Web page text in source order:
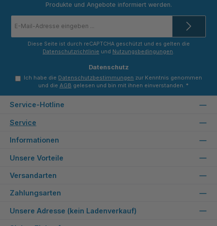
Produkte und Angebote informiert werden.
Mail-
*
Diese Seite ist durch reCAPTCHA geschützt und es gelten die
Datenschutzrichtlinie und Nutzungsbedingungen.
Datenschutz
Ich habe die Datenschutzbestimmungen zur Kenntnis genommen
und die AGB gelesen und bin mit ihnen einverstanden. *
Service-Hotline
Service
Informationen
Unsere Vorteile
Versandarten
Zahlungsarten
Unsere Adresse (kein Ladenverkauf)